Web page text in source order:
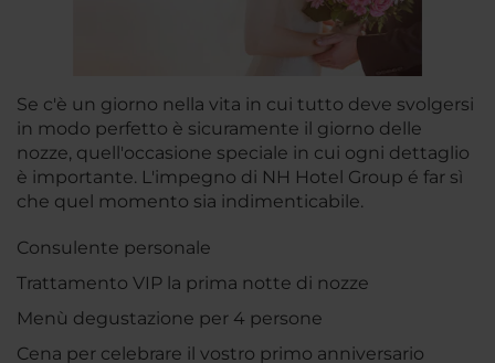
Se c'è un giorno nella vita in cui tutto deve svolgersi
in modo perfetto è sicuramente il giorno delle
nozze, quell'occasione speciale in cui ogni dettaglio
è importante. L'impegno di NH Hotel Group é far sì
che quel momento sia indimenticabile.
Consulente personale
Trattamento VIP la prima notte di nozze
Menù degustazione per 4 persone
Cena per celebrare il vostro primo anniversario